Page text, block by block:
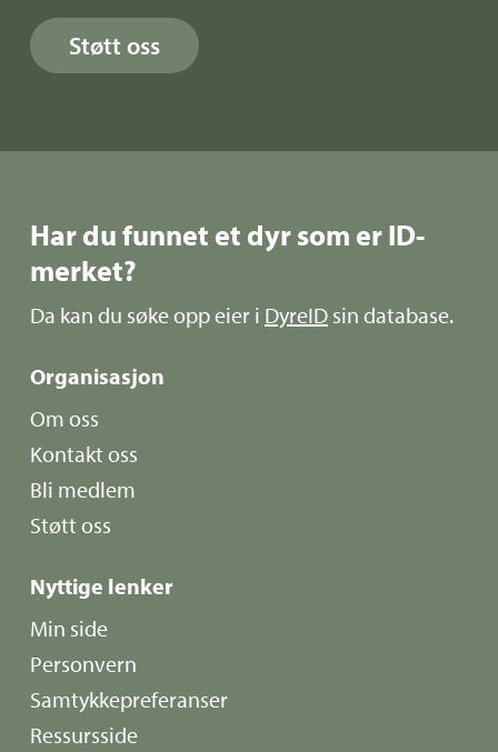
Støtt oss
Har du funnet et dyr som er ID-
merket?
Da kan du søke opp eier i DyreID sin database.
Organisasjon
Om oss
Kontakt oss
Bli medlem
Støtt oss
Nyttige lenker
Min side
Personvern
Samtykkepreferanser
Ressursside